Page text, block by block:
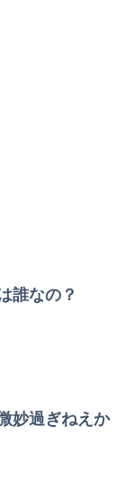
告知！
誰なの？
妙過ぎねえか